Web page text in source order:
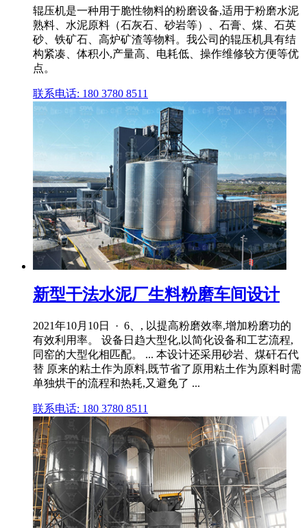
辊压机是一种用于脆性物料的粉磨设备,适用于粉磨水泥
熟料、水泥原料（石灰石、砂岩等）、石膏、煤、石英
砂、铁矿石、高炉矿渣等物料。我公司的辊压机具有结
构紧凑、体积小,产量高、电耗低、操作维修较方便等优
点。
联系电话: 180 3780 8511
新型干法水泥厂生料粉磨车间设计
2021年10月10日 · 6、, 以提高粉磨效率,增加粉磨功的
有效利用率。 设备日趋大型化,以简化设备和工艺流程,
同窑的大型化相匹配。 ... 本设计还采用砂岩、煤矸石代
替 原来的粘土作为原料,既节省了原用粘土作为原料时需
单独烘干的流程和热耗,又避免了 ...
联系电话: 180 3780 8511